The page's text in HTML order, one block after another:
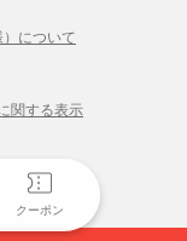
について
関する表示
クーポン